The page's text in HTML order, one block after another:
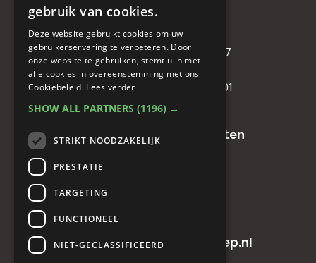
KVK: 71479090
IBAN : NL81RABO0349089957
BIC :
RABONL2U
BTW (VAT) :
NL. 858732191.B01
Oude baan 49, 5125 NG Hulten
+31(0)161 23 48 68
info@horecainnovatiegroep.nl
gebruik van cookies.
Deze website gebruikt cookies om uw
gebruikerservaring te verbeteren. Door
onze website te gebruiken, stemt u in met
alle cookies in overeenstemming met ons
Cookiebeleid. Lees verder
SHOW ALL PARTNERS (1196) →
STRIKT NOODZAKELIJK
PRESTATIE
TARGETING
FUNCTIONEEL
NIET-GECLASSIFICEERD